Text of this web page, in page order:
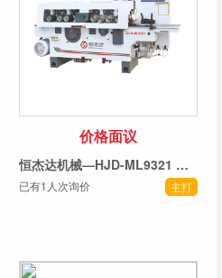
价格面议
恒杰达机械—HJD-ML9321 双面刨锯机
已有1 人次询价 主打